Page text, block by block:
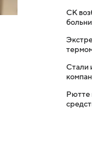
СК
Стали
Рютте